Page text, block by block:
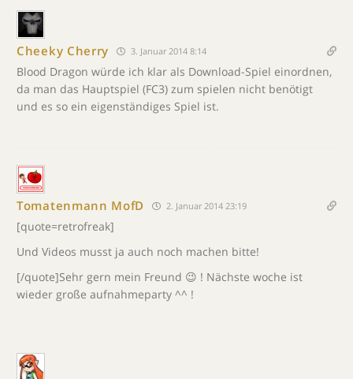
Cheeky Cherry 3. Januar 2014 8:14
Blood Dragon würde ich klar als Download-Spiel einordnen,
da man das Hauptspiel (FC3) zum spielen nicht benötigt
und es so ein eigenständiges Spiel ist.
Tomatenmann MofD 2. Januar 2014 23:19
[quote=retrofreak]
Und Videos musst ja auch noch machen bitte!
[/quote]Sehr gern mein Freund 😉 ! Nächste woche ist
wieder große aufnahmeparty ^^ !